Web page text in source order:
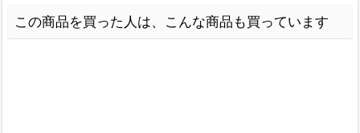
この商品を買った人は、こんな商品も買っています